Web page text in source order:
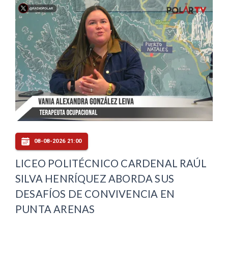
08-08-2026 21:00
LICEO POLITÉCNICO CARDENAL RAÚL
SILVA HENRÍQUEZ ABORDA SUS
DESAFÍOS DE CONVIVENCIA EN
PUNTA ARENAS